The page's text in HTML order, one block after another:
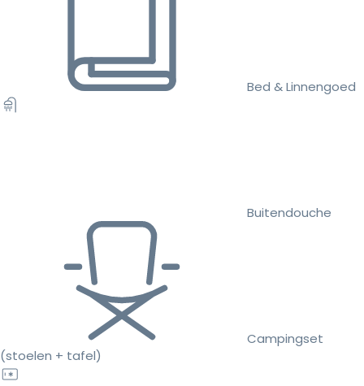
Bed & Linnengoed
Buitendouche
Campingset
(stoelen + tafel)